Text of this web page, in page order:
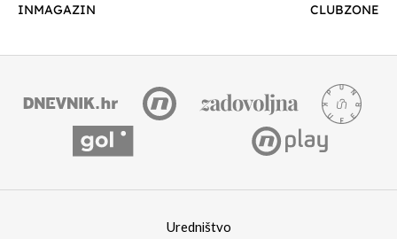
INMAGAZIN
CLUBZONE
Uredništvo